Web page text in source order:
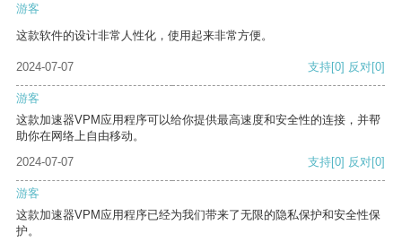
游客
这款软件的设计非常人性化，使用起来非常方便。
2024-07-07 支持[0] 反对[0]
游客
这款加速器VPM应用程序可以给你提供最高速度和安全性的连接，并帮
助你在网络上自由移动。
2024-07-07
支持[0] 反对[0]
游客
这款加速器VPM应用程序已经为我们带来了无限的隐私保护和安全性保
护。